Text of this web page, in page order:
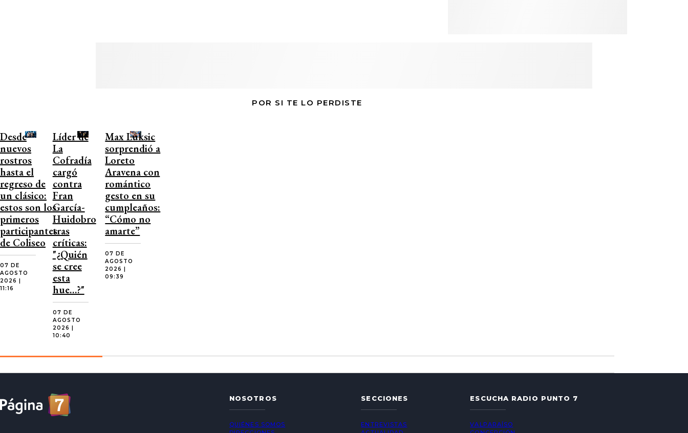
POR SI TE LO PERDISTE
Desde
nuevos
rostros
hasta el
regreso de
un clásico:
estos son los
primeros
participantes
de Coliseo
07 DE
AGOSTO
2026 |
11:16
Líder de
La
Cofradía
cargó
contra
Fran
García-
Huidobro
tras
críticas:
"¿Quién
se cree
esta
hue…?"
07 DE
AGOSTO
2026 |
10:40
Max Luksic
sorprendió a
Loreto
Aravena con
romántico
gesto en su
cumpleaños:
“Cómo no
amarte”
07 DE
AGOSTO
2026 |
09:39
NOSOTROS
QUIÉNES SOMOS
SECCIONES
ENTREVISTAS
ESCUCHA RADIO PUNTO 7
VALPARAÍSO